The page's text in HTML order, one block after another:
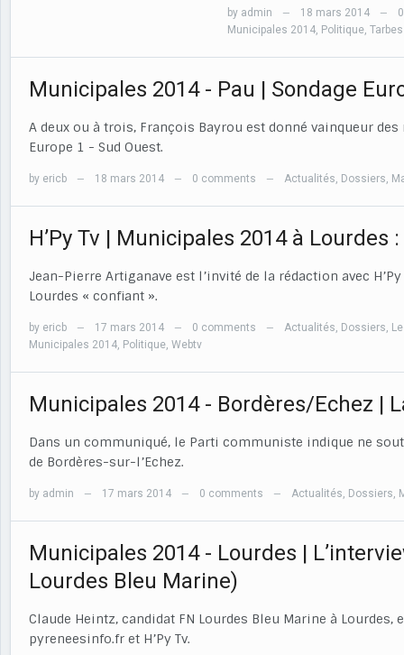
by admin — 18 mars 2014 —
Municipales 2014, Politique, Tarbes
Municipales 2014 - Pau | Sondage
A deux ou à trois, François Bayrou est donné vainqueur
Europe 1 - Sud Ouest.
by ericb — 18 mars 2014 — 0 comments — Actualités, Dossiers,
H’Py Tv | Municipales 2014 à
Jean-Pierre Artiganave est l’invité de la rédaction avec
Lourdes « confiant ».
by ericb — 17 mars 2014 — 0 comments — Actualités, Dossiers,
Municipales 2014, Politique, Webtv
Municipales 2014 - Bordères/Echez |
Dans un communiqué, le Parti communiste indique ne
de Bordères-sur-l’Echez.
by admin — 17 mars 2014 — 0 comments — Actualités, Dossiers,
Municipales 2014 - Lourdes |
Lourdes Bleu Marine)
Claude Heintz, candidat FN Lourdes Bleu Marine à Lourdes,
pyreneesinfo.fr et H’Py Tv.